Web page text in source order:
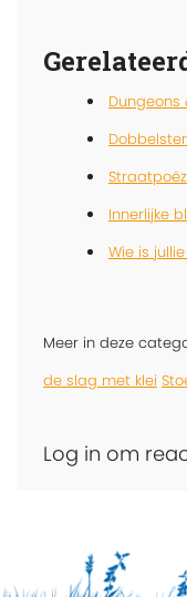
Innerlijke
Wie is
Meer in deze
de slag met klei
Log in om